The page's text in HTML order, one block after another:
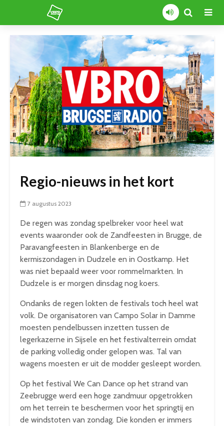
Regio-nieuws in het kort
7 augustus 2023
De regen was zondag spelbreker voor heel wat
events waaronder ook de Zandfeesten in Brugge, de
Paravangfeesten in Blankenberge en de
kermiszondagen in Dudzele en in Oostkamp. Het
was niet bepaald weer voor rommelmarkten. In
Dudzele is er morgen dinsdag nog koers.
Ondanks de regen lokten de festivals toch heel wat
volk. De organisatoren van Campo Solar in Damme
moesten pendelbussen inzetten tussen de
legerkazerne in Sijsele en het festivalterrein omdat
de parking volledig onder gelopen was. Tal van
wagens moesten er uit de modder gesleept worden.
Op het festival We Can Dance op het strand van
Zeebrugge werd een hoge zandmuur opgetrokken
om het terrein te beschermen voor het springtij en
de windstoten van zondag. Die konden er immers